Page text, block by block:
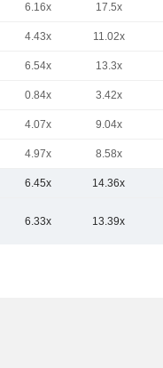
6.16x 17.5x
4.43x 11.02x
6.54x 13.3x
0.84x 3.42x
4.07x 9.04x
4.97x 8.58x
6.45x 14.36x
6.33x 13.39x